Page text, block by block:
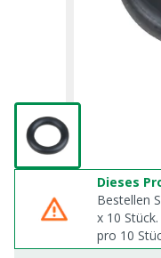
Dieses
Bestellen
x 10
pro 10